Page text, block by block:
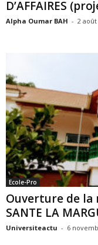
D’AFFAIRES
Alpha Oumar BAH - 2 août
Ecole-Pro
Ouverture de la
SANTE LA
Universiteactu - 6